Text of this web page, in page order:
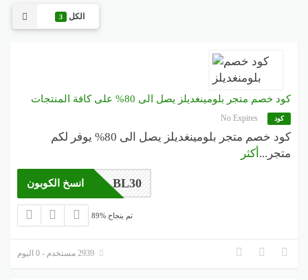
الكل 3
كود خصم متجر بلومينغديلز يصل الى 80% على كافة المنتجات
كود No Expires
كود خصم متجر بلومينغديلز يصل الى 80% يوفر لكم
متجر ... أكثر
BL30 انسخ الكوبون
89% تم بنجاح